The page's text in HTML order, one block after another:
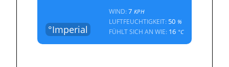
°Imperial
WIND:7 KPH
LUFTFEUCHTIGKEIT: 50 %
FÜHLT SICH AN WIE: 16 °C